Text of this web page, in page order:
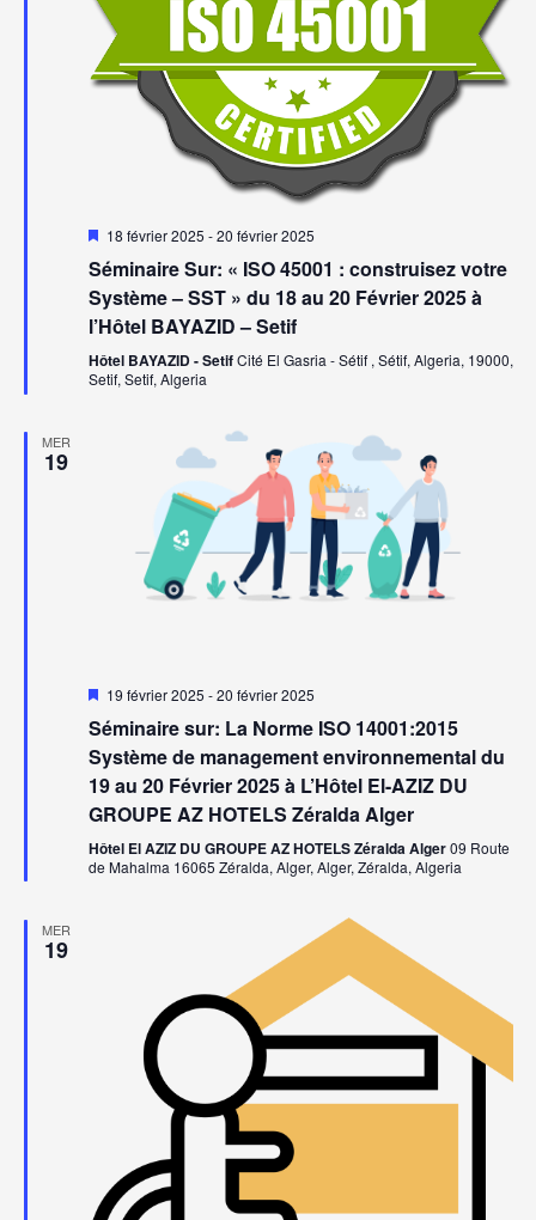
Mis
avant
18 février 2025 -20 février 2025
Séminaire Sur: « ISO 45001 : construisez votre
Système – SST » du 18 au 20 Février 2025 à
l’Hôtel BAYAZID – Setif
Hôtel BAYAZID - SetifCité El Gasria - Sétif , Sétif, Algeria, 19000,
Setif, Setif, Algeria
MER
19
Mis
avant
19 février 2025 -20 février 2025
Séminaire sur: La Norme ISO 14001:2015
Système de management environnemental du
19 au 20 Février 2025 à L’Hôtel El-AZIZ DU
GROUPE AZ HOTELS Zéralda Alger
Hôtel El AZIZ DU GROUPE AZ HOTELS Zéralda Alger09 Route
de Mahalma 16065 Zéralda, Alger, Alger, Zéralda, Algeria
MER
19